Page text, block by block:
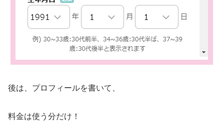
後は、プロフィールを書いて、
料金は使う分だけ！